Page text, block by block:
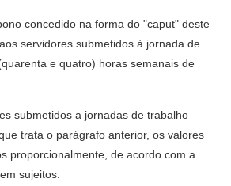
concedido na forma do "caput" deste
servidores submetidos à jornada de
e quatro) horas semanais de
submetidos a jornadas de trabalho
trata o parágrafo anterior, os valores
proporcionalmente, de acordo com a
sujeitos.